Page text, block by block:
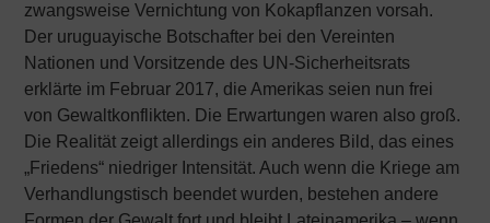
zwangsweise Vernichtung von Kokapflanzen vorsah.
Der uruguayische Botschafter bei den Vereinten
Nationen und Vorsitzende des UN-Sicherheitsrats
erklärte im Februar 2017, die Amerikas seien nun frei
von Gewaltkonflikten. Die Erwartungen waren also groß.
Die Realität zeigt allerdings ein anderes Bild, das eines
„Friedens“ niedriger Intensität. Auch wenn die Kriege am
Verhandlungstisch beendet wurden, bestehen andere